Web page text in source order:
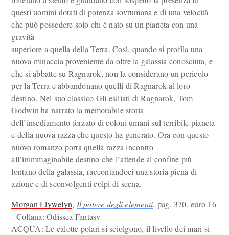
questi uomini dotati di potenza sovrumana e di una velocità
che può possedere solo chi è nato su un pianeta con una
gravità
superiore a quella della Terra. Così, quando si profila una
nuova minaccia proveniente da oltre la galassia conosciuta, e
che si abbatte su Ragnarok, non la considerano un pericolo
per la Terra e abbandonano quelli di Ragnarok al loro
destino. Nel suo classico Gli esiliati di Ragnarok, Tom
Godwin ha narrato la memorabile storia
dell’insediamento forzato di coloni umani sul terribile pianeta
e della nuova razza che questo ha generato. Ora con questo
nuovo romanzo porta quella razza incontro
all’inimmaginabile destino che l’attende al confine più
lontano della galassia, raccontandoci una storia piena di
azione e di sconvolgenti colpi di scena.
Morgan Llywelyn, Il potere degli elementi, pag. 370, euro 16
- Collana: Odissea Fantasy
ACQUA: Le calotte polari si sciolgono, il livello dei mari si